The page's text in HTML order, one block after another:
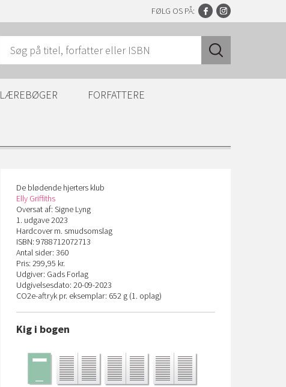
FØLG OS PÅ:
LÆREBØGER FORFATTERE
De blødende hjerters klub
Elly Griffiths
Oversat af: Signe Lyng
1. udgave 2023
Hardcover m. smudsomslag
ISBN: 9788712072713
Antal sider: 360
Pris: 299,95 kr.
Udgiver: Gads Forlag
Udgivelsesdato: 20-09-2023
CO2e-aftryk pr. eksemplar: 652 g (1. oplag)
Kig i bogen